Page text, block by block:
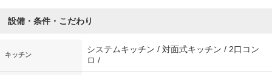
設備・条件・こだわり
キッチン
システムキッチン / 対面式キッチン / 2口コン
ロ /